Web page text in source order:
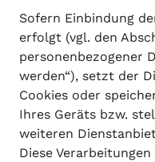
Sofern Einbindung
erfolgt (vgl. den
personenbezogener
werden“), setzt der
Cookies oder
Ihres Geräts bzw.
weiteren
Diese